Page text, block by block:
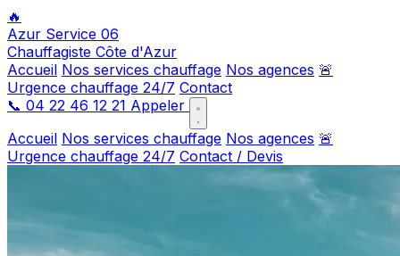
🔥
Azur Service 06
Chauffagiste Côte d'Azur
Accueil Nos services chauffage Nos agences 🚨
Urgence chauffage 24/7 Contact
📞 04 22 46 12 21 Appeler
Accueil Nos services chauffage Nos agences 🚨
Urgence chauffage 24/7 Contact / Devis